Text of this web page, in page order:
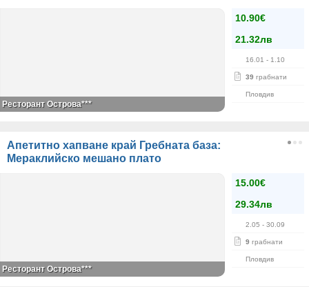
10.90€
21.32лв
16.01 - 1.10
39 грабнати
Пловдив
Ресторант Острова***
Апетитно хапване край Гребната база:
Мераклийско мешано плато
15.00€
29.34лв
2.05 - 30.09
9 грабнати
Пловдив
Ресторант Острова***